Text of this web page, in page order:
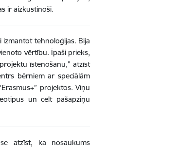
ir aizkustinoši.
tehnoloģijas. Bija
vērtību. Īpaši prieks,
īstenošanu,” atzīst
bērniem ar speciālām
projektos. Viņu
un celt pašapziņu
atzīst, ka nosaukums